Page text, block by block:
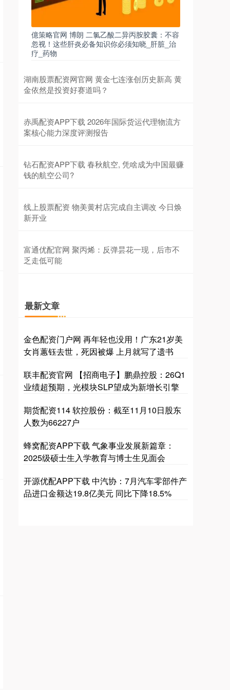
億策略官网 博朗 二氯乙酸二异丙胺胶囊：不容
忽视！这些肝炎必备知识你必须知晓_肝脏_治
疗_药物
湖南股票配资网官网 黄金七连涨创历史新高 黄
金依然是投资好赛道吗？
赤禹配资APP下载 2026年国际货运代理物流方
案核心能力深度评测报告
钻石配资APP下载 春秋航空, 凭啥成为中国最赚
钱的航空公司?
线上股票配资 物美黄村店完成自主调改 今日焕
新开业
富通优配官网 聚丙烯：反弹昙花一现，后市不
乏走低可能
最新文章
金色配资门户网 再年轻也没用！广东21岁美
女肖蕙钰去世，死因被爆 上月就写了遗书
联丰配资官网 【招商电子】鹏鼎控股：26Q1
业绩超预期，光模块SLP望成为新增长引擎
期货配资114 软控股份：截至11月10日股东
人数为66227户
蜂窝配资APP下载 气象事业发展新篇章：
2025级硕士生入学教育与博士生见面会
开源优配APP下载 中汽协：7月汽车零部件产
品进口金额达19.8亿美元 同比下降18.5%